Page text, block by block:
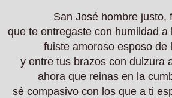
San José hombre justo,
que te entregaste con humildad a
fuiste amoroso esposo de
y entre tus brazos con dulzura
ahora que reinas en la
sé compasivo con los que a ti